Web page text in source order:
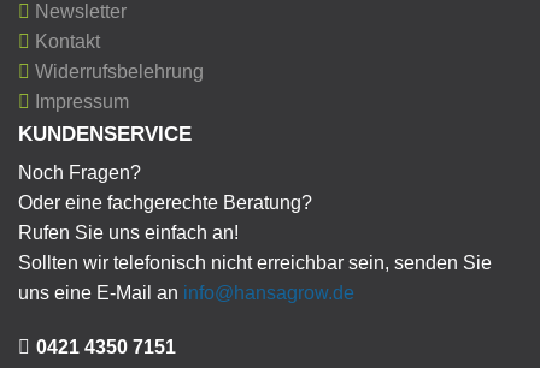
Newsletter
Kontakt
Widerrufsbelehrung
Impressum
KUNDENSERVICE
Noch Fragen?
Oder eine fachgerechte Beratung?
Rufen Sie uns einfach an!
Sollten wir telefonisch nicht erreichbar sein, senden Sie
uns eine E-Mail an info@hansagrow.de
0421 4350 7151